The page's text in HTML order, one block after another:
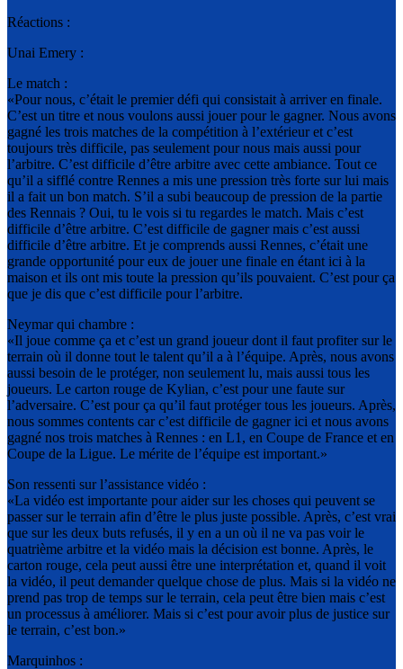
Réactions :
Unai Emery :
Le match :
«Pour nous, c’était le premier défi qui consistait à arriver en finale.
C’est un titre et nous voulons aussi jouer pour le gagner. Nous avons
gagné les trois matches de la compétition à l’extérieur et c’est
toujours très difficile, pas seulement pour nous mais aussi pour
l’arbitre. C’est difficile d’être arbitre avec cette ambiance. Tout ce
qu’il a sifflé contre Rennes a mis une pression très forte sur lui mais
il a fait un bon match. S’il a subi beaucoup de pression de la partie
des Rennais ? Oui, tu le vois si tu regardes le match. Mais c’est
difficile d’être arbitre. C’est difficile de gagner mais c’est aussi
difficile d’être arbitre. Et je comprends aussi Rennes, c’était une
grande opportunité pour eux de jouer une finale en étant ici à la
maison et ils ont mis toute la pression qu’ils pouvaient. C’est pour ça
que je dis que c’est difficile pour l’arbitre.
Neymar qui chambre :
«Il joue comme ça et c’est un grand joueur dont il faut profiter sur le
terrain où il donne tout le talent qu’il a à l’équipe. Après, nous avons
aussi besoin de le protéger, non seulement lu, mais aussi tous les
joueurs. Le carton rouge de Kylian, c’est pour une faute sur
l’adversaire. C’est pour ça qu’il faut protéger tous les joueurs. Après,
nous sommes contents car c’est difficile de gagner ici et nous avons
gagné nos trois matches à Rennes : en L1, en Coupe de France et en
Coupe de la Ligue. Le mérite de l’équipe est important.»
Son ressenti sur l’assistance vidéo :
«La vidéo est importante pour aider sur les choses qui peuvent se
passer sur le terrain afin d’être le plus juste possible. Après, c’est vrai
que sur les deux buts refusés, il y en a un où il ne va pas voir le
quatrième arbitre et la vidéo mais la décision est bonne. Après, le
carton rouge, cela peut aussi être une interprétation et, quand il voit
la vidéo, il peut demander quelque chose de plus. Mais si la vidéo ne
prend pas trop de temps sur le terrain, cela peut être bien mais c’est
un processus à améliorer. Mais si c’est pour avoir plus de justice sur
le terrain, c’est bon.»
Marquinhos :